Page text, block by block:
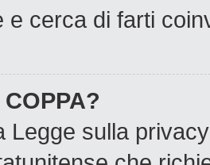
e cerca di farti
Legge sulla